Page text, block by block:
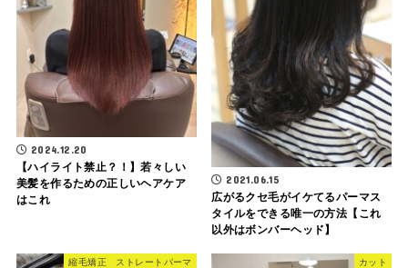
2024.12.20
【ハイライト禁止？！】若々しい
美髪を作るための正しいヘアケア
はこれ
2021.06.15
広がるクセ毛がイケてるパーマス
タイルをできる唯一の方法【これ
以外はボンバーヘッド】
縮毛矯正 ストレートパーマ カット